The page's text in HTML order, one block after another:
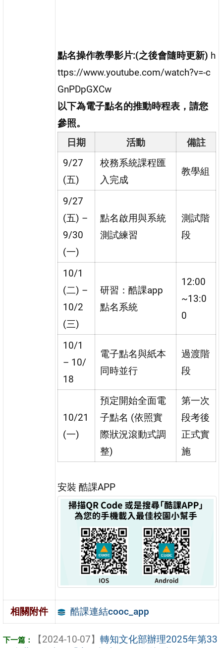
點名操作教學影片:(之後會隨時更新) h
ttps://www.youtube.com/watch?v=-c
GnPDpGXCw
以下為電子點名的推動時程表，請您
參照。
日期
活動
備註
9/27
(五)
校務系統課程匯
入完成
教學組
9/27
(五) –
9/30
(一)
點名啟用與系統
測試練習
測試階
段
10/1
(二) –
10/2
(三)
研習：酷課app
點名系統
12:00
~13:0
0
10/1
– 10/
18
電子點名與紙本
同時並行
過渡階
段
10/21
(一)
預定開始全面電
子點名 (依照實
際狀況滾動式調
整)
第一次
段考後
正式實
施
安裝 酷課APP
相關附件 酷課連結cooc_app
【2024-10-07】 轉知文化部辦理2025年第33